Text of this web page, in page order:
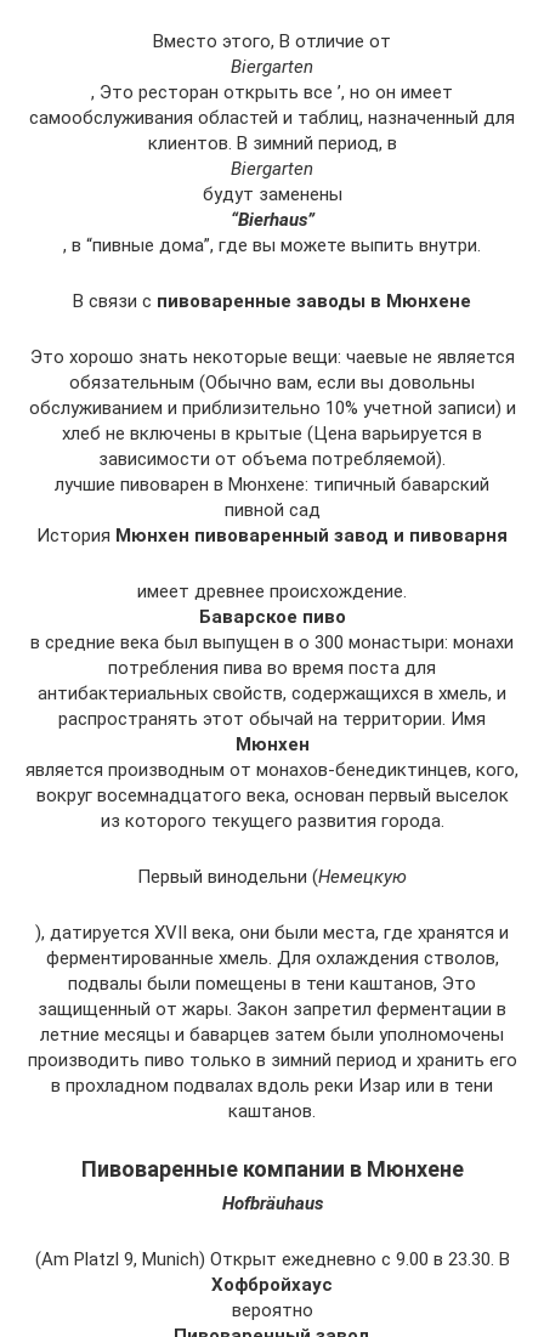
Вместо этого, В отличие от
Biergarten
, Это ресторан открыть все ’, но он имеет
самообслуживания областей и таблиц, назначенный для
клиентов. В зимний период, в
Biergarten
будут заменены
“Bierhaus”
, в “пивные дома”, где вы можете выпить внутри.
В связи с пивоваренные заводы в Мюнхене
Это хорошо знать некоторые вещи: чаевые не является
обязательным (Обычно вам, если вы довольны
обслуживанием и приблизительно 10% учетной записи) и
хлеб не включены в крытые (Цена варьируется в
зависимости от объема потребляемой).
лучшие пивоварен в Мюнхене: типичный баварский
пивной сад
История Мюнхен пивоваренный завод и пивоварня
имеет древнее происхождение.
Баварское пиво
в средние века был выпущен в о 300 монастыри: монахи
потребления пива во время поста для
антибактериальных свойств, содержащихся в хмель, и
распространять этот обычай на территории. Имя
Мюнхен
является производным от монахов-бенедиктинцев, кого,
вокруг восемнадцатого века, основан первый выселок
из которого текущего развития города.
Первый винодельни (Немецкую
), датируется XVII века, они были места, где хранятся и
ферментированные хмель. Для охлаждения стволов,
подвалы были помещены в тени каштанов, Это
защищенный от жары. Закон запретил ферментации в
летние месяцы и баварцев затем были уполномочены
производить пиво только в зимний период и хранить его
в прохладном подвалах вдоль реки Изар или в тени
каштанов.
Пивоваренные компании в Мюнхене
Hofbräuhaus
(Am Platzl 9, Munich) Открыт ежедневно с 9.00 в 23.30. В
Хофбройхаус
вероятно